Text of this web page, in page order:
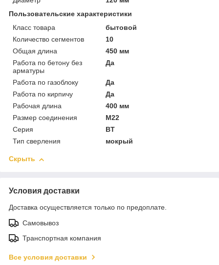
Пользовательские характеристики
Класс товара
бытовой
Количество сегментов
10
Общая длина
450 мм
Работа по бетону без
арматуры
Да
Работа по газоблоку
Да
Работа по кирпичу
Да
Рабочая длина
400 мм
Размер соединения
М22
Серия
BТ
Тип сверления
мокрый
Скрыть
Условия доставки
Доставка осуществляется только по предоплате.
Самовывоз
Транспортная компания
Все условия доставки